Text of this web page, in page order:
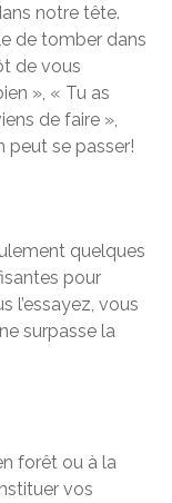
notre tête.
de tomber dans
de vous
», « Tu as
de faire »,
peut se passer!
quelques
pour
l’essayez, vous
surpasse la
forêt ou à la
vos